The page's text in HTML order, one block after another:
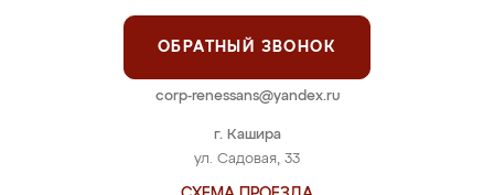
г. Кашира
ул. Садовая, 33
ОБРАТНЫЙ ЗВОНОК
corp-renessans@yandex.ru